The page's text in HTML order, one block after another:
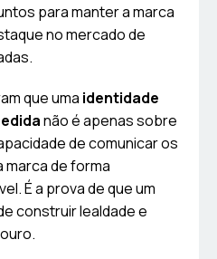
para manter a marca
no mercado de
que uma identidade
não é apenas sobre
de comunicar os
marca de forma
É a prova de que um
construir lealdade e